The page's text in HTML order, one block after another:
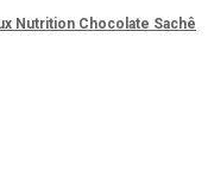
Nutrition Chocolate Sachê